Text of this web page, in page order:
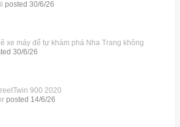
posted 30/6/26
xe máy để tự khám phá Nha Trang không
30/6/26
900 2020
posted 14/6/26